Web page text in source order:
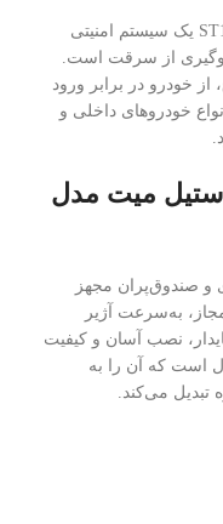
دزدگیر خودرو استیل میت مدل 838 کد ST13 یک سیستم امنیتی
از سرقت است.
از خودرو در برابر ورود
خودروهای داخلی و
میت مدل
و صندوق‌پران مجهز
به‌سرعت آژیر
نصب آسان و کیفیت
است که آن را به
تبدیل می‌کند.